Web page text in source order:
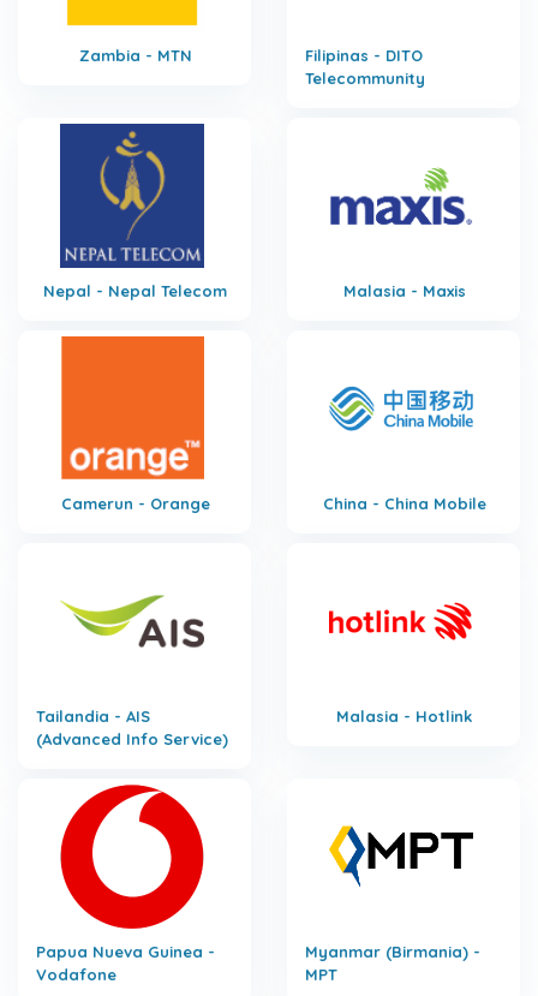
Zambia - MTN
Filipinas - DITO
Telecommunity
Nepal - Nepal Telecom Malasia - Maxis
Camerun - Orange China - China Mobile
Tailandia - AIS
(Advanced Info Service)
Malasia - Hotlink
Papua Nueva Guinea -
Vodafone
Myanmar (Birmania) -
MPT